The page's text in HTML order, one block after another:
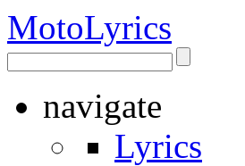
MotoLyrics
navigate
Lyrics